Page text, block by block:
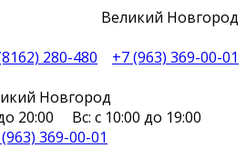
Великий Новгород
280-480
+7 (963) 369-00-01
Новгород
20:00 Вс: с 10:00 до 19:00
369-00-01